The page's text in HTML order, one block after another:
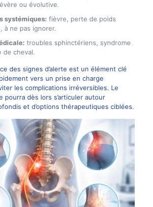
ou évolutive.
systémiques: fièvre, perte de poids
à ne pas ignorer.
troubles sphinctériens, syndrome
de cheval.
des signes d’alerte est un élément clé
vers un prise en charge
les complications irréversibles. Le
pourra dès lors s’articuler autour
et d’options thérapeutiques ciblées.